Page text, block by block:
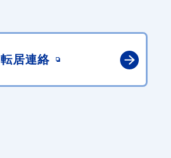
転居連絡